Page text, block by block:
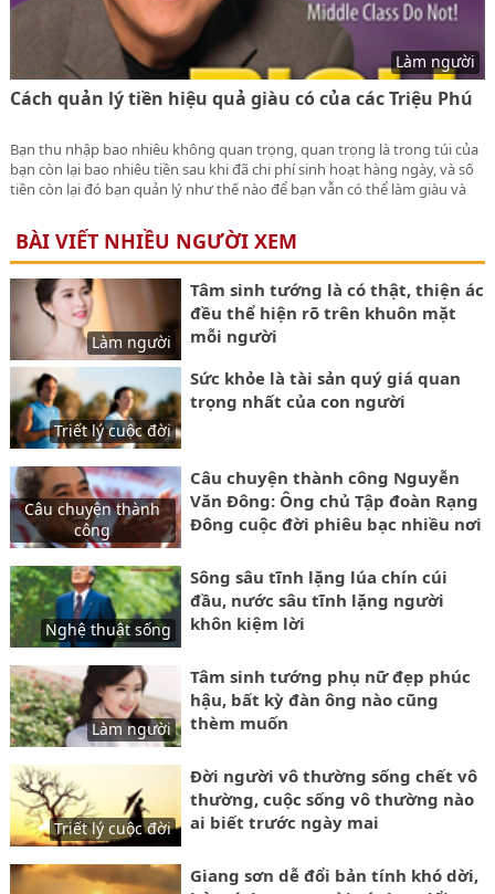
Làm người
Cách quản lý tiền hiệu quả giàu có của các Triệu Phú
Bạn thu nhập bao nhiêu không quan trọng, quan trọng là trong túi của
bạn còn lại bao nhiêu tiền sau khi đã chi phí sinh hoạt hàng ngày, và số
tiền còn lại đó bạn quản lý như thế nào để bạn vẫn có thể làm giàu và
Triệu Phú để biết được bạn cần làm gì.
BÀI VIẾT NHIỀU NGƯỜI XEM
Làm người
Tâm sinh tướng là có thật, thiện ác
đều thể hiện rõ trên khuôn mặt
mỗi người
Triết lý cuộc đời
Sức khỏe là tài sản quý giá quan
trọng nhất của con người
Câu chuyện thành
công
Câu chuyện thành công Nguyễn
Văn Đông: Ông chủ Tập đoàn Rạng
Đông cuộc đời phiêu bạc nhiều nơi
Nghệ thuật sống
Sông sâu tĩnh lặng lúa chín cúi
đầu, nước sâu tĩnh lặng người
khôn kiệm lời
Làm người
Tâm sinh tướng phụ nữ đẹp phúc
hậu, bất kỳ đàn ông nào cũng
thèm muốn
Triết lý cuộc đời
Đời người vô thường sống chết vô
thường, cuộc sống vô thường nào
ai biết trước ngày mai
Giang sơn dễ đổi bản tính khó dời,